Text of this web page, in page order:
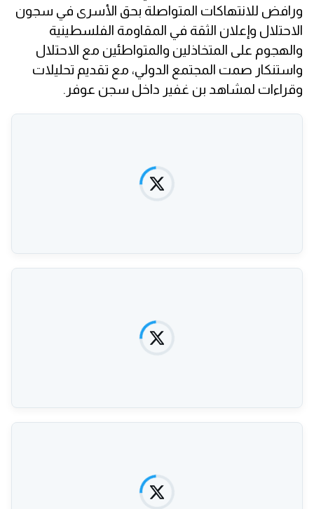
ورافض للانتهاكات المتواصلة بحق الأسرى في سجون
الاحتلال وإعلان الثقة في المقاومة الفلسطينية
والهجوم على المتخاذلين والمتواطئين مع الاحتلال
واستنكار صمت المجتمع الدولي، مع تقديم تحليلات
وقراءات لمشاهد بن غفير داخل سجن عوفر.